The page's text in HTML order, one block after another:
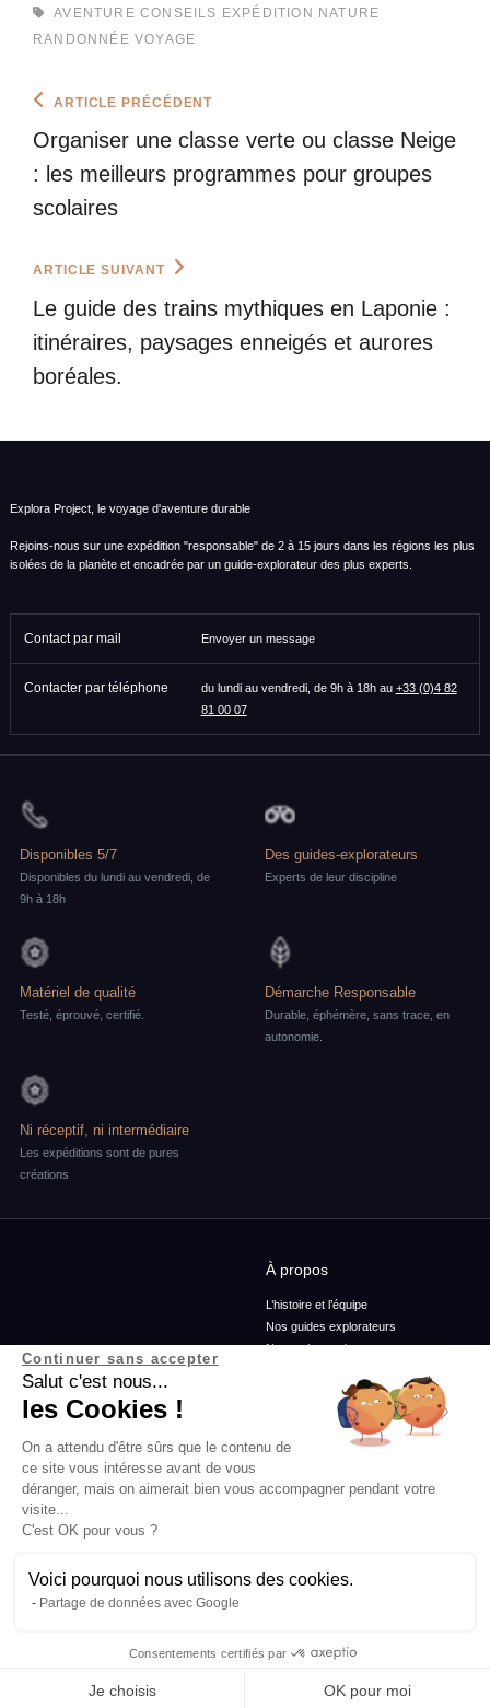
TAGS,AVENTURE CONSEILS EXPÉDITION NATURE
RANDONNÉE VOYAGE
Navigation
de
l’article
Previous
Post
ARTICLE PRÉCÉDENT
Organiser une classe verte ou classe Neige
: les meilleurs programmes pour groupes
scolaires
Next
ARTICLE SUIVANT
Le guide des trains mythiques en Laponie :
itinéraires, paysages enneigés et aurores
boréales.
Explora Project, le voyage d'aventure durable
Rejoins-nous sur une expédition "responsable" de 2 à 15 jours dans les régions les plus
isolées de la planète et encadrée par un guide-explorateur des plus experts.
Contact par mail Envoyer un message
Contacter par téléphone du lundi au vendredi, de 9h à 18h au +33 (0)4 82
81 00 07
Disponibles 5/7
Disponibles du lundi au vendredi, de
9h à 18h
Des guides-explorateurs
Experts de leur discipline
Matériel de qualité
Testé, éprouvé, certifié.
Démarche Responsable
Durable, éphémère, sans trace, en
autonomie.
Ni réceptif, ni intermédiaire
Les expéditions sont de pures
créations
À propos
L’histoire et l’équipe
Nos guides explorateurs
Nos ambassadeurs
Conditions générales de vente
Conditions générales d'utilisation
Services
Rejoins-nous
Agence
Actus
Continuer sans accepter
Salut c'est nous...
les Cookies !
On a attendu d'être sûrs que le contenu de
ce site vous intéresse avant de vous
déranger, mais on aimerait bien vous accompagner pendant votre
visite...
C'est OK pour vous ?
Voici pourquoi nous utilisons des cookies.
Partage de données avec Google
Consentements certifiés par
Je choisis OK pour moi